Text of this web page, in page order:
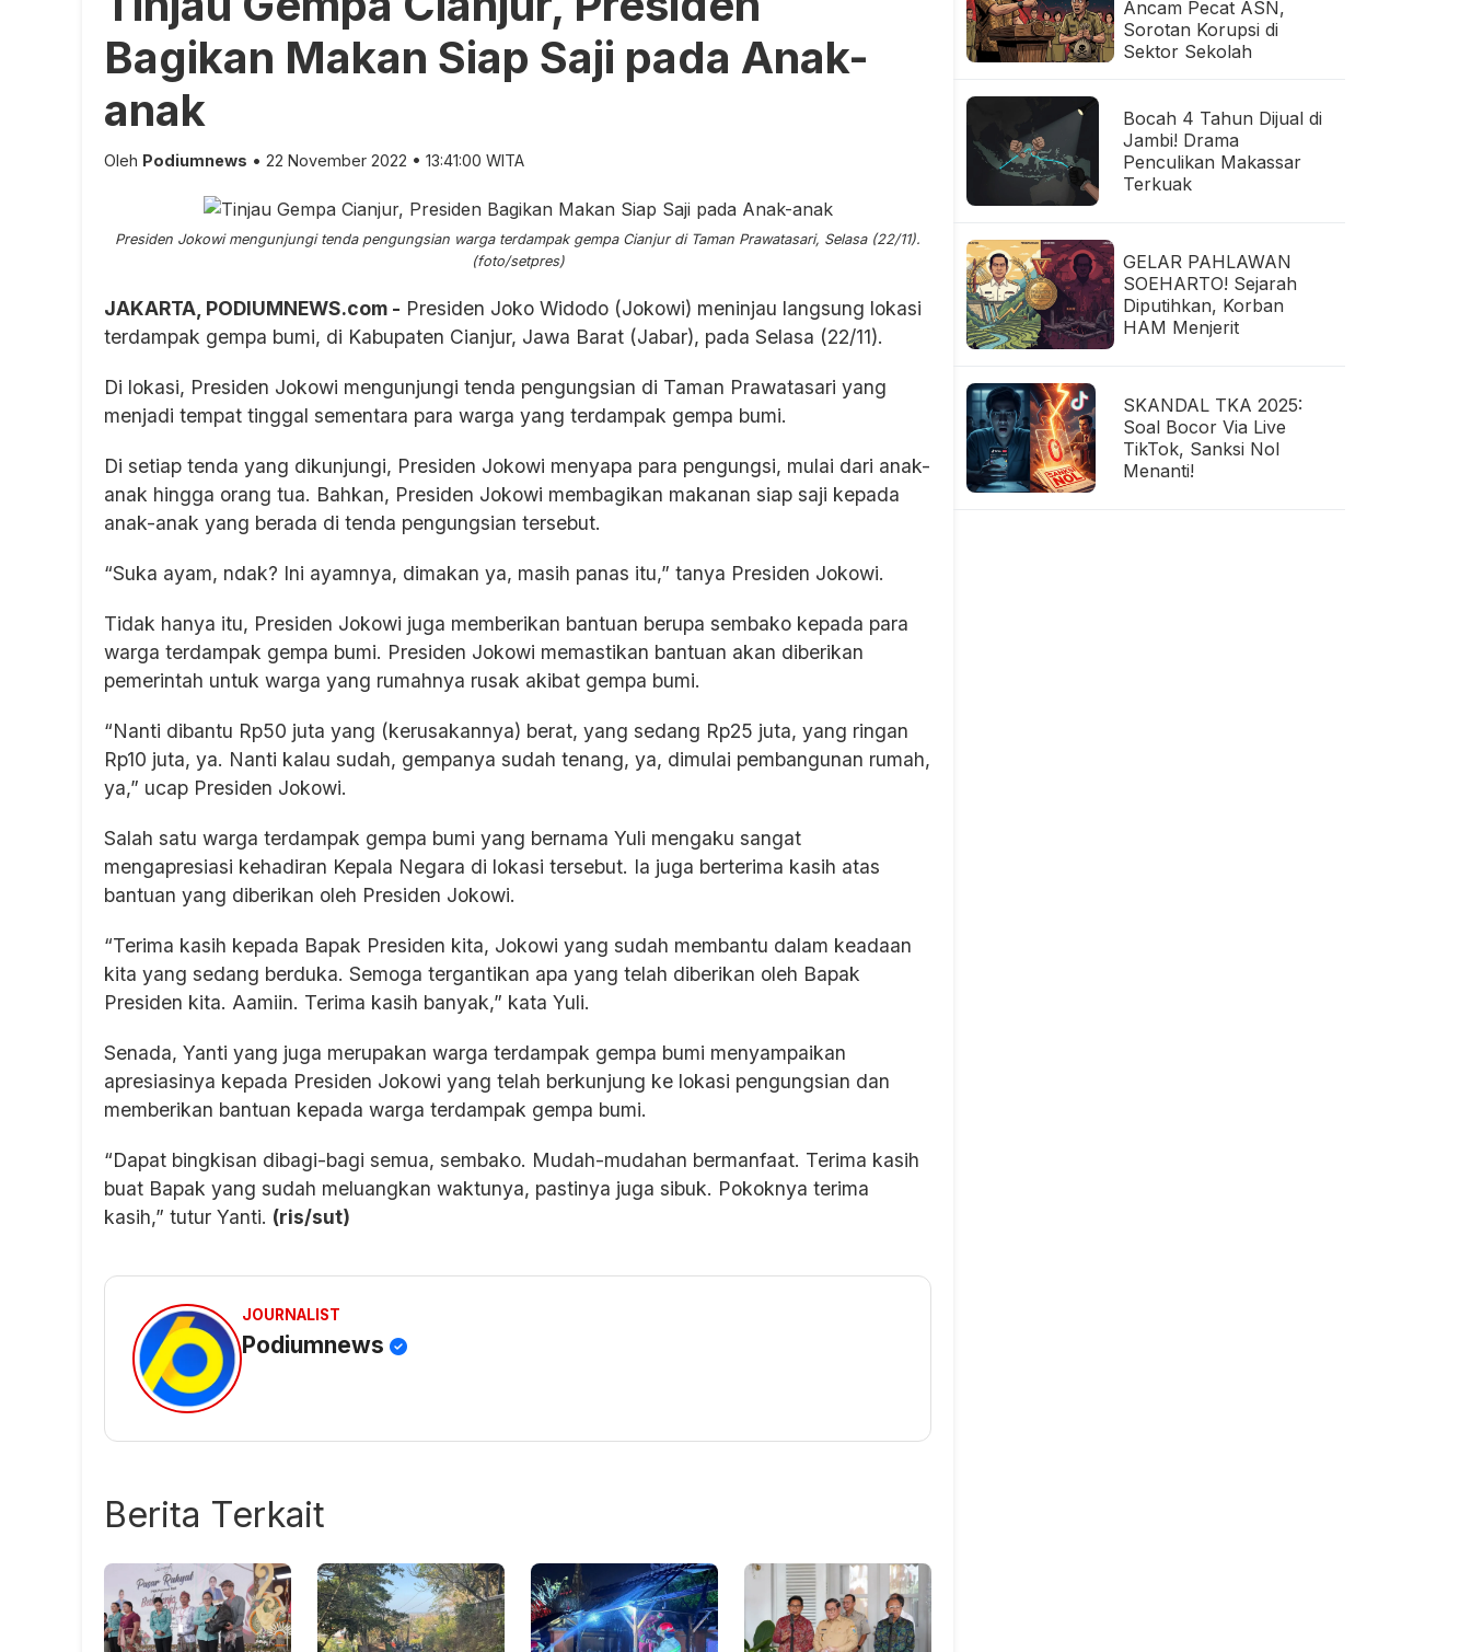
Bagikan Makan Siap Saji pada Anak-
anak
Oleh Podiumnews • 22 November 2022 • 13:41:00 WITA
Presiden Jokowi mengunjungi tenda pengungsian warga terdampak gempa Cianjur di Taman Prawatasari, Selasa (22/11).
(foto/setpres)
JAKARTA, PODIUMNEWS.com - Presiden Joko Widodo (Jokowi) meninjau langsung lokasi
terdampak gempa bumi, di Kabupaten Cianjur, Jawa Barat (Jabar), pada Selasa (22/11).
Di lokasi, Presiden Jokowi mengunjungi tenda pengungsian di Taman Prawatasari yang
menjadi tempat tinggal sementara para warga yang terdampak gempa bumi.
Di setiap tenda yang dikunjungi, Presiden Jokowi menyapa para pengungsi, mulai dari anak-
anak hingga orang tua. Bahkan, Presiden Jokowi membagikan makanan siap saji kepada
anak-anak yang berada di tenda pengungsian tersebut.
“Suka ayam, ndak? Ini ayamnya, dimakan ya, masih panas itu,” tanya Presiden Jokowi.
Tidak hanya itu, Presiden Jokowi juga memberikan bantuan berupa sembako kepada para
warga terdampak gempa bumi. Presiden Jokowi memastikan bantuan akan diberikan
pemerintah untuk warga yang rumahnya rusak akibat gempa bumi.
“Nanti dibantu Rp50 juta yang (kerusakannya) berat, yang sedang Rp25 juta, yang ringan
Rp10 juta, ya. Nanti kalau sudah, gempanya sudah tenang, ya, dimulai pembangunan rumah,
ya,” ucap Presiden Jokowi.
Salah satu warga terdampak gempa bumi yang bernama Yuli mengaku sangat
mengapresiasi kehadiran Kepala Negara di lokasi tersebut. Ia juga berterima kasih atas
bantuan yang diberikan oleh Presiden Jokowi.
“Terima kasih kepada Bapak Presiden kita, Jokowi yang sudah membantu dalam keadaan
kita yang sedang berduka. Semoga tergantikan apa yang telah diberikan oleh Bapak
Presiden kita. Aamiin. Terima kasih banyak,” kata Yuli.
Senada, Yanti yang juga merupakan warga terdampak gempa bumi menyampaikan
apresiasinya kepada Presiden Jokowi yang telah berkunjung ke lokasi pengungsian dan
memberikan bantuan kepada warga terdampak gempa bumi.
“Dapat bingkisan dibagi-bagi semua, sembako. Mudah-mudahan bermanfaat. Terima kasih
buat Bapak yang sudah meluangkan waktunya, pastinya juga sibuk. Pokoknya terima
kasih,” tutur Yanti. (ris/sut)
JOURNALIST
Podiumnews
Berita Terkait
Ancam Pecat ASN,
Sorotan Korupsi di
Sektor Sekolah
Bocah 4 Tahun Dijual di
Jambi! Drama
Penculikan Makassar
Terkuak
GELAR PAHLAWAN
SOEHARTO! Sejarah
Diputihkan, Korban
HAM Menjerit
SKANDAL TKA 2025:
Soal Bocor Via Live
TikTok, Sanksi Nol
Menanti!